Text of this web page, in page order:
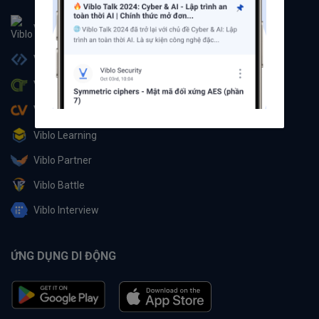
Viblo
Viblo Code
Viblo CTF
Viblo CV
Viblo Learning
Viblo Partner
Viblo Battle
Viblo Interview
ỨNG DỤNG DI ĐỘNG